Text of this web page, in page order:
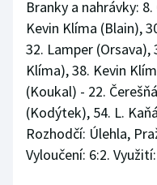
Branky a nahrávky:
Kevin Klíma (Blain),
32. Lamper
Klíma), 38. Kevin
(Koukal) - 22.
(Kodýtek), 54. L.
Rozhodčí: Úlehla,
Vyloučení: 6:2.